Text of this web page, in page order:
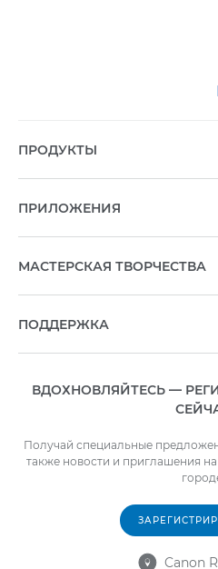
ПРОДУКТЫ
ПРИЛОЖЕНИЯ
МАСТЕРСКАЯ ТВОРЧЕСТВА
ПОДДЕРЖКА
ВДОХНОВЛЯЙТЕСЬ —
Получай специальные
также новости и приглашения
 Canon